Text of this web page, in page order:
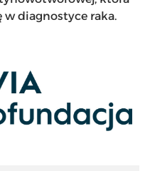
w diagnostyce raka.